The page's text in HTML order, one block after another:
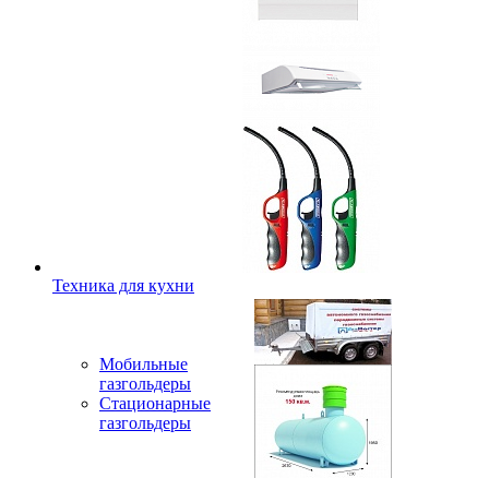
Техника для кухни
Мобильные
газгольдеры
Стационарные
газгольдеры